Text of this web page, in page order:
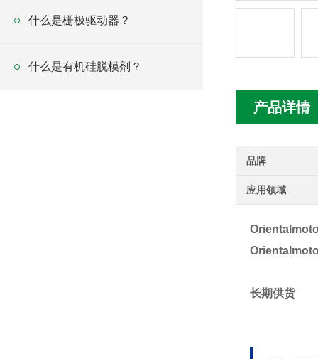
产品详情
品牌
应用领域
长期供货
什么是栅极驱动器？
什么是有机硅脱模剂？